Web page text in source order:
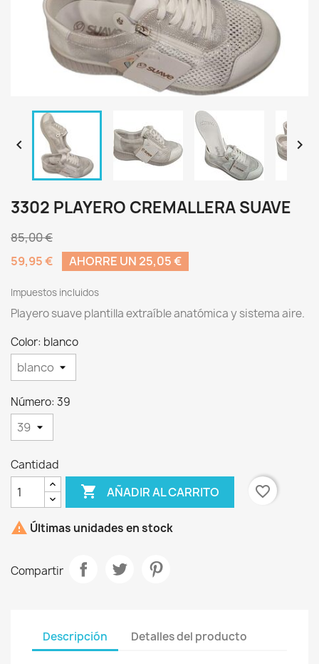
 
3302 PLAYERO CREMALLERA SUAVE
85,00 €
59,95 €
AHORRE UN 25,05 €
Impuestos incluidos
Playero suave plantilla extraíble anatómica y sistema aire.
Color: blanco
Número: 39
Cantidad
 AÑADIR AL CARRITO favorite_border
 Últimas unidades en stock
Compartir
Descripción Detalles del producto
Crear lista de deseos
Nombre de la lista de deseos